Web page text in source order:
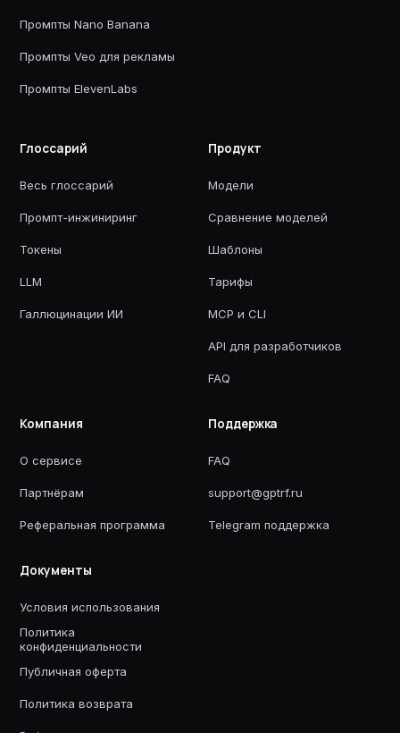
Промпты Nano Banana
Промпты Veo для рекламы
Промпты ElevenLabs
Глоссарий
Весь глоссарий
Промпт-инжиниринг
Токены
LLM
Галлюцинации ИИ
Продукт
Модели
Сравнение моделей
Шаблоны
Тарифы
MCP и CLI
API для разработчиков
FAQ
Компания
О сервисе
Партнёрам
Реферальная программа
Поддержка
FAQ
support@gptrf.ru
Telegram поддержка
Документы
Условия использования
Политика
конфиденциальности
Публичная оферта
Политика возврата